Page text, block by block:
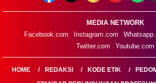
MEDIA NETWORK
Facebook.com
Instagram.com
Twitter.com
Youtube.com
HOME REDAKSI KODE ETIK